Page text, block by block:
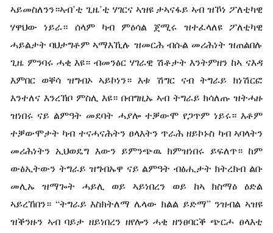
ኣይመስለንን።ኣብ’ቲ ጊዜ’ቲ ሃገርና ኣዝዩ ታኣናፋይ ኣብ ዝኾነ ፖለቲካዊ
ሃዋህው ነይራ። ሰላም ካብ ምዕሳል ጀሚሩ ዝተፈላለዩ ፖለቲካዊ
ሓይልታት ባህታግቶም ኣማእኺሉ ዝመርሕ ብሱል መሪሕነት ዝጠልበሉ
ጊዜ ምንባሩ ሓቂ እዩ። ብመንፅር ሃገራዊ ሽቶታት እንትምዘን ከኣ ናእዳ
እምበር ወቐሳ ዝግብኦ ኣይኮነን። እቱ ሽግር ናብ ትግራይ ክነሽርፎ
እንተለና እንረኽቦ ምስሊ እዩ። በብግዚኡ ኣብ ትግራይ ክሳለጡ ዝትሓዙ
ዝነበሩ ናይ ልምዓት መደባት ሓያሎ ተቓውሞ የጋጥም ነይሩ። እቶም
ተቓውሞታት ካብ ተናሓናሕትን ፀላእትን ጥራሕ ዘይኮኑስ ካብ ኣባላትን
መሪሕነትን ኢህወዴግ እውን ይምንጭዉ ክምዝነበሩ ይፍለጥ። ከም
ውፅኢትውን ትግራይ ዝግብኡዋ ናይ ልምዓት ብፅሒታት ክትረክብ ልቡ
መሊኡ ዝማጐት ሓይሊ ወይ ኣይነበረን ወይ ከኣ ክስማዕ ዕድል
ኣይረኸበን። “ትግራይ እስክትለማ ሌላው ክልል ይድማ” ንዝብል ኣዝዩ
ዝቕንዙን ኣብ ባይታ ዘይነበረን ዘየሎን ሓቂ ዘንፀባርቕ ጭርሖ ፀላእቲ